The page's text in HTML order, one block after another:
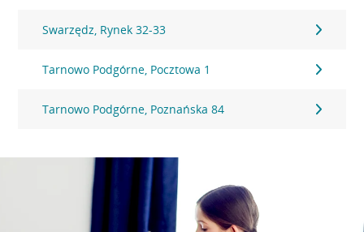
Swarzędz, Rynek 32-33
Tarnowo Podgórne, Pocztowa 1
Tarnowo Podgórne, Poznańska 84